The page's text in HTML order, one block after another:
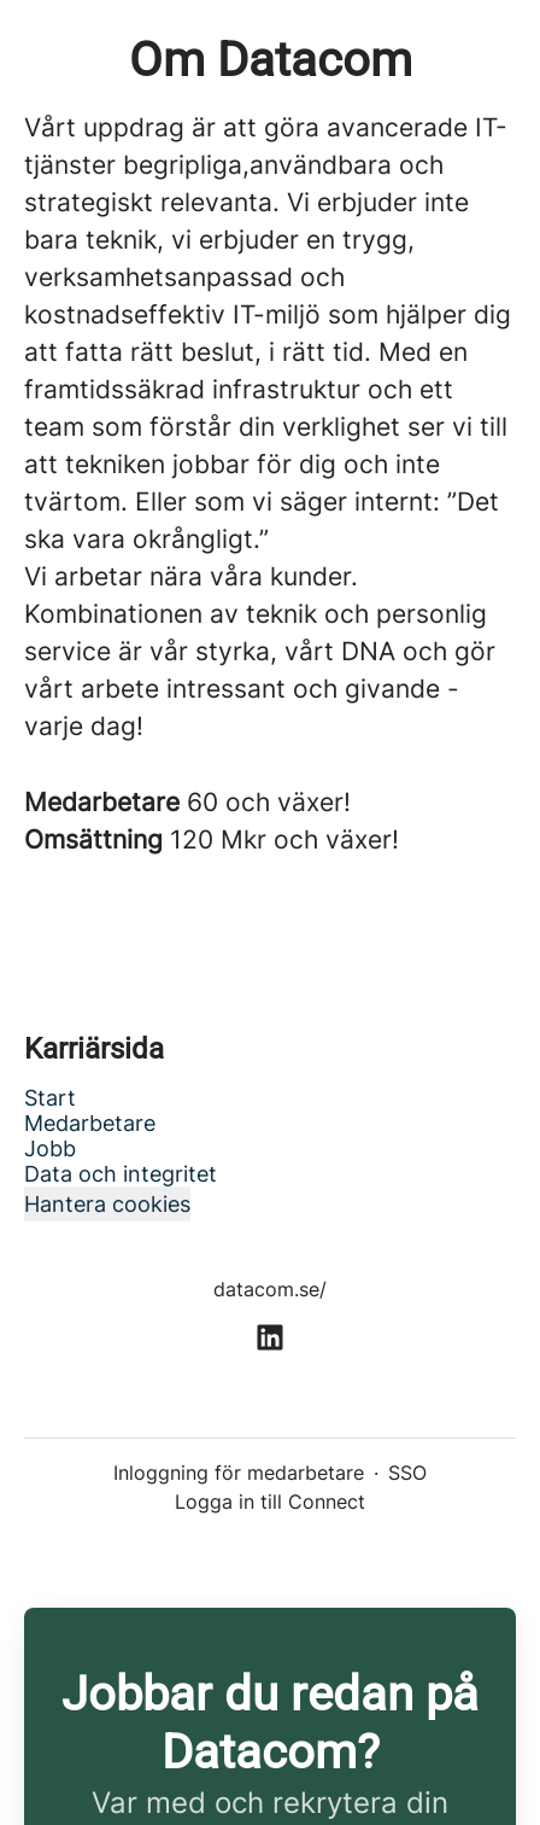
Om Datacom
Vårt uppdrag är att göra avancerade IT-
tjänster begripliga,användbara och
strategiskt relevanta. Vi erbjuder inte
bara teknik, vi erbjuder en trygg,
verksamhetsanpassad och
kostnadseffektiv IT-miljö som hjälper dig
att fatta rätt beslut, i rätt tid. Med en
framtidssäkrad infrastruktur och ett
team som förstår din verklighet ser vi till
att tekniken jobbar för dig och inte
tvärtom. Eller som vi säger internt: ”Det
ska vara okrångligt.”
Vi arbetar nära våra kunder.
Kombinationen av teknik och personlig
service är vår styrka, vårt DNA och gör
vårt arbete intressant och givande -
varje dag!
Medarbetare 60 och växer!
Omsättning 120 Mkr och växer!
Karriärsida
Start
Medarbetare
Jobb
Data och integritet
Hantera cookies
datacom.se/
Inloggning för medarbetare · SSO
Logga in till Connect
Jobbar du redan på
Datacom?
Var med och rekrytera din